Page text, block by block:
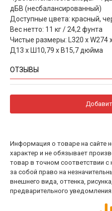
дБВ (несбалансированный)
Доступные цвета: красный,
Вес нетто: 11 кг / 24,2 фунта
Чистые размеры: L320 x W274
Д13 х Ш10,79 х В15,7 дюйма
ОТЗЫВЫ
Информация о товаре на сайте
характер и не обязывает
товар в точном соответствии
за собой право на
внешнего вида, оттенка,
предварительного уведомления.